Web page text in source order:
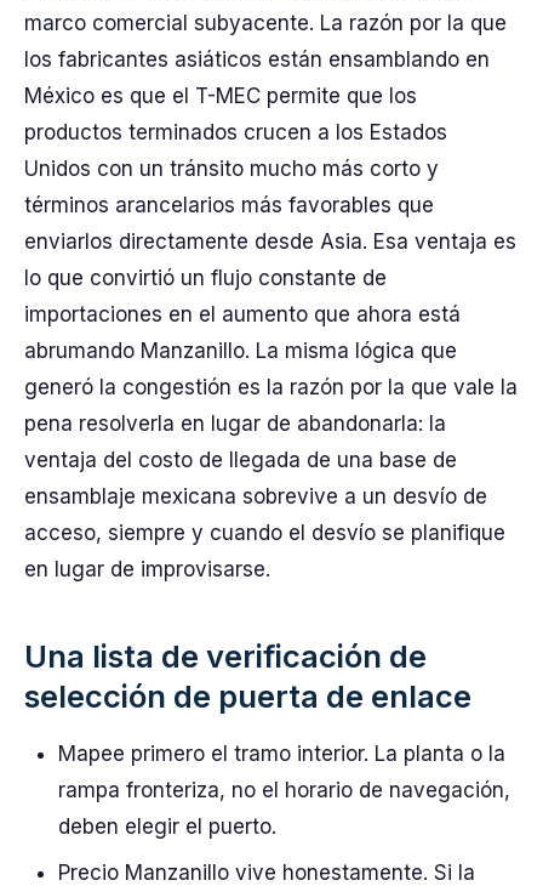
marco comercial subyacente. La razón por la que
los fabricantes asiáticos están ensamblando en
México es que el T-MEC permite que los
productos terminados crucen a los Estados
Unidos con un tránsito mucho más corto y
términos arancelarios más favorables que
enviarlos directamente desde Asia. Esa ventaja es
lo que convirtió un flujo constante de
importaciones en el aumento que ahora está
abrumando Manzanillo. La misma lógica que
generó la congestión es la razón por la que vale la
pena resolverla en lugar de abandonarla: la
ventaja del costo de llegada de una base de
ensamblaje mexicana sobrevive a un desvío de
acceso, siempre y cuando el desvío se planifique
en lugar de improvisarse.
Una lista de verificación de
selección de puerta de enlace
Mapee primero el tramo interior. La planta o la
rampa fronteriza, no el horario de navegación,
deben elegir el puerto.
Precio Manzanillo vive honestamente. Si la